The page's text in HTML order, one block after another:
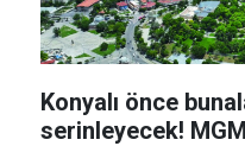
Konyalı önce
serinleyecek!